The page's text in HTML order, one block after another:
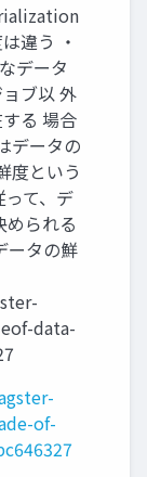
違う ・
データ
ブ以 外
る 場合
データの
度という
て、デ
められる
ータの鮮
data-
of-